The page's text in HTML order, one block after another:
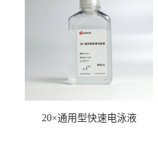
20×通用型快速电泳液